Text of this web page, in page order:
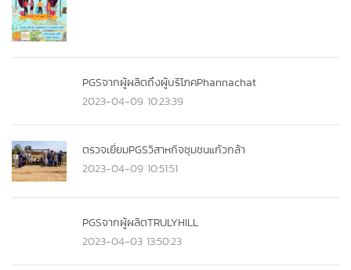
PGSจากผู้ผลิตถึงผู้บริโภคPhannachat
2023-04-09 10:23:39
ตรวจเยี่ยมPGSวิสาหกิจชุมชนแก้วกล้า
2023-04-09 10:51:51
PGSจากผู้ผลิตTRULYHILL
2023-04-03 13:50:23